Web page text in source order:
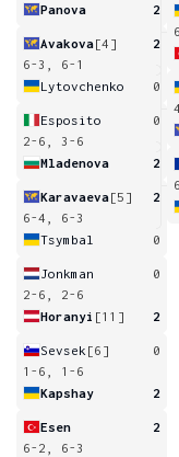
Panova
2
Avakova[4]
2
6-3, 6-1
Lytovchenko
0
Esposito
0
2-6, 3-6
Mladenova
2
Karavaeva[5]
2
6-4, 6-3
Tsymbal
0
Jonkman
0
2-6, 2-6
Horanyi [11] 2
Sevsek [6]
0
1-6, 1-6
Kapshay
2
Esen
2
6-2, 6-3